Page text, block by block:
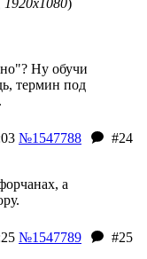
)
Ну обучи
термин под
№1547788
#24
а
№1547789
#25